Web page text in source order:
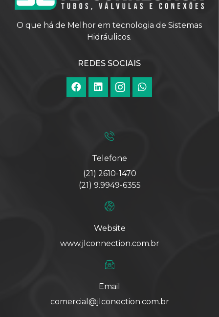
O que há de Melhor em tecnologia de Sistemas
Hidráulicos.
REDES SOCIAIS
Telefone
(21) 2610-1470
(21) 9.9949-6355
Website
www.jlconnection.com.br
Email
comercial@jlconection.com.br